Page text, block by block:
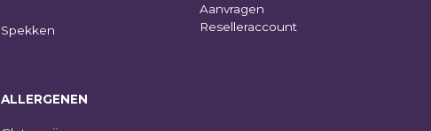
Spekken
ALLERGENEN
Aanvragen
Reselleraccount